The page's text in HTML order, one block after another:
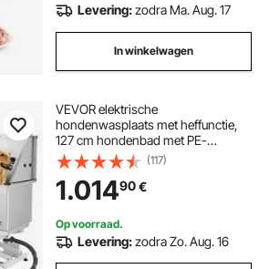
Levering:zodra Ma. Aug. 17
In winkelwagen
VEVOR elektrische
hondenwasplaats met heffunctie,
127 cm hondenbad met PE-
waterfilterplaat, kraan en
douchekop, hondenbad,
multifunctionele wasbak (deur links)
(117)
1.01490€
Op voorraad.
Levering:zodra Zo. Aug. 16